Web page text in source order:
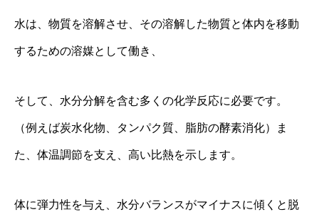
水は、物質を溶解させ、その溶解した物質と体内を移動
するための溶媒として働き、
そして、水分分解を含む多くの化学反応に必要です。
（例えば炭水化物、タンパク質、脂肪の酵素消化）ま
た、体温調節を支え、高い比熱を示します。
体に弾力性を与え、水分バランスがマイナスに傾くと脱